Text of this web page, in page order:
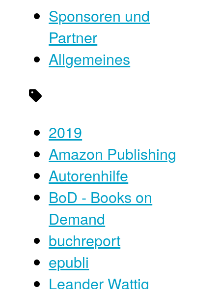
Sponsoren und
Partner
Allgemeines
2019
Amazon Publishing
Autorenhilfe
BoD - Books on
Demand
buchreport
epubli
Leander Wattig